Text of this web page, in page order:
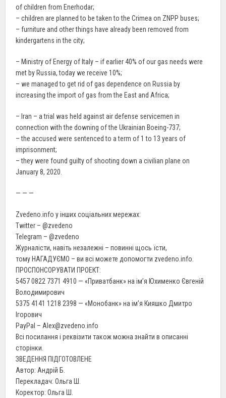
of children from Enerhodar;
– children are planned to be taken to the Crimea on ZNPP buses;
– furniture and other things have already been removed from
kindergartens in the city;
– Ministry of Energy of Italy – if earlier 40% of our gas needs were
met by Russia, today we receive 10%;
– we managed to get rid of gas dependence on Russia by
increasing the import of gas from the East and Africa;
– Iran – a trial was held against air defense servicemen in
connection with the downing of the Ukrainian Boeing-737;
– the accused were sentenced to a term of 1 to 13 years of
imprisonment;
– they were found guilty of shooting down a civilian plane on
January 8, 2020.
— — —
Zvedeno.info у інших соціальних мережах:
Twitter – @zvedeno
Telegram – @zvedeno
Журналісти, навіть незалежні – повинні щось їсти,
тому НАГАДУЄМО – ви всі можете допомогти zvedeno.info.
ПРОСПОНСОРУВАТИ ПРОЕКТ:
5457 0822 7371 4910 — «Приватбанк» на ім’я Юхименко Євгеній
Володимирович
5375 4141 1218 2398 — «Монобанк» на ім’я Кияшко Дмитро
Ігорович
PayPal – Alex@zvedeno.info
Всі посилання і реквізити також можна знайти в описанні
сторінки.
ЗВЕДЕННЯ ПІДГОТОВЛЕНЕ
Автор: Андрій Б.
Перекладач: Ольга Ш.
Коректор: Ольга Ш.